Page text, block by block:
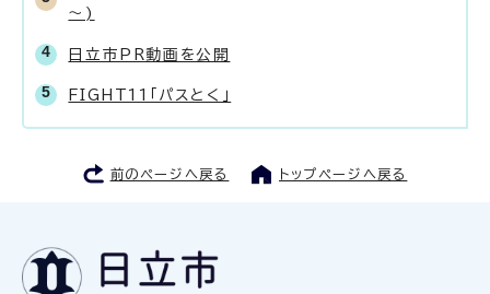
～)
日立市PR動画を公開
FIGHT11「パスとく」
前のページへ戻る トップページへ戻る